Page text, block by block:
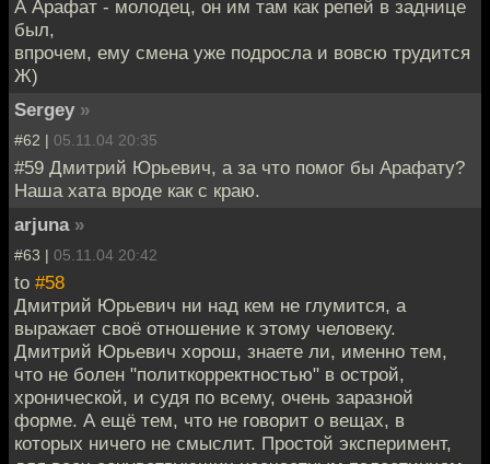
А Арафат - молодец, он им там как репей в заднице
был,
впрочем, ему смена уже подросла и вовсю трудится
Ж)
Sergey »
#62 | 05.11.04 20:35
#59 Дмитрий Юрьевич, а за что помог бы Арафату?
Наша хата вроде как с краю.
arjuna »
#63 | 05.11.04 20:42
to #58
Дмитрий Юрьевич ни над кем не глумится, а
выражает своё отношение к этому человеку.
Дмитрий Юрьевич хорош, знаете ли, именно тем,
что не болен "политкорректностью" в острой,
хронической, и судя по всему, очень заразной
форме. А ещё тем, что не говорит о вещах, в
которых ничего не смыслит. Простой эксперимент,